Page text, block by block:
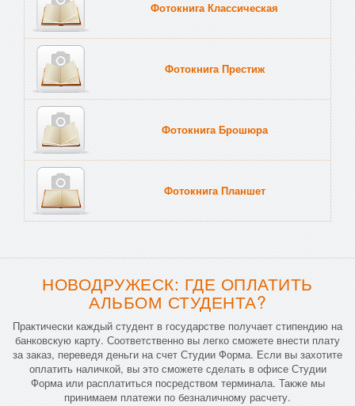
Фотокнига Классическая
Фотокнига Престиж
Фотокнига Брошюра
Фотокнига Планшет
НОВОДРУЖЕСК: ГДЕ ОПЛАТИТЬ
АЛЬБОМ СТУДЕНТА?
Практически каждый студент в государстве получает стипендию на
банковскую карту. Соответственно вы легко сможете внести плату
за заказ, переведя деньги на счет Студии Форма. Если вы захотите
оплатить наличкой, вы это сможете сделать в офисе Студии
Форма или расплатиться посредством терминала. Также мы
принимаем платежи по безналичному расчету.